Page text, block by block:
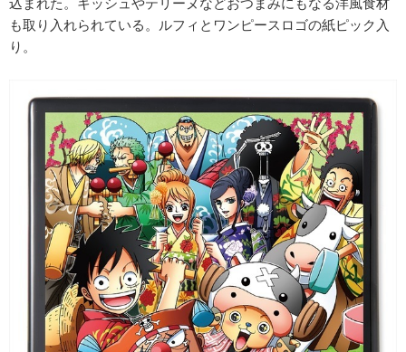
込まれた。キッシュやテリーヌなどおつまみにもなる洋風食材
も取り入れられている。ルフィとワンピースロゴの紙ピック入
り。